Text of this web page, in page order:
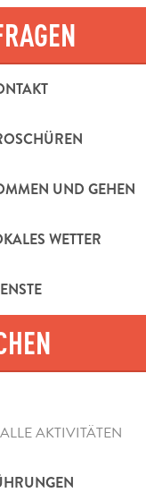
UND GEHEN
WETTER
ALLE AKTIVITÄTEN
Ajouter aux